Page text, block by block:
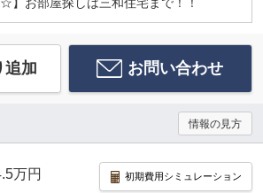
】お部屋探しは三和住宅まで！！
追加 お問い合わせ
情報の見方
万円 初期費用シミュレーション